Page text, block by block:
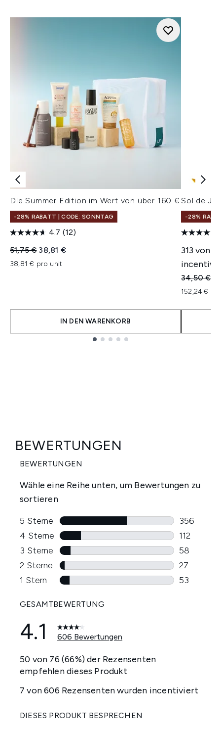
Die Summer Edition im Wert von über 160 €
-28% RABATT | CODE: SONNTAG
4.7 (12)
Unverbindliche Preisempfehlung:
51,75 € Aktueller Preis:
38,81 €
38,81 € pro unit
IN DEN WARENKORB
Sol de
-28%
313 von
34,50 €
152,24 €